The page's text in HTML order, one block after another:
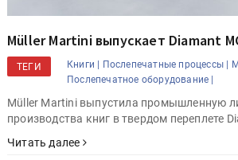
Müller Martini выпускает Diamant
ТЕГИ Книги | Послепечатные процессы |
Послепечатное оборудование |
Müller Martini выпустила промышленную
производства книг в твердом переплете
Читать далее